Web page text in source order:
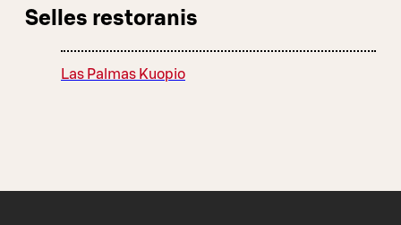
Selles restoranis
Las Palmas Kuopio